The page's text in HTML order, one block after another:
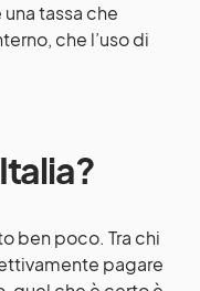
tassa che
che l’uso di
ben poco. Tra chi
pagare